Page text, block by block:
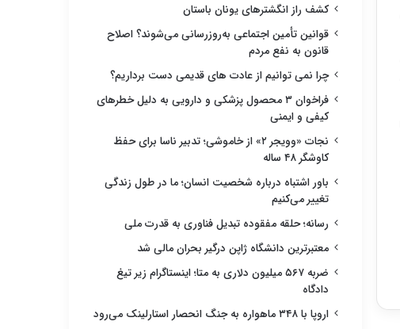
کشف راز انگشترهای یونان باستان
قوانین تأمین اجتماعی به‌روزرسانی می‌شوند؟ اصلاح
قانون به نفع مردم
چرا نمی توانیم از عادت های قدیمی دست برداریم؟
فراخوان ۳ محصول پزشکی و دارویی به دلیل خطرهای
کیفی و ایمنی
نجات «وویجر ۲» از خاموشی؛ تدبیر ناسا برای حفظ
کاوشگر ۴۸ ساله
باور اشتباه درباره شخصیت انسان؛ ما در طول زندگی
تغییر می‌کنیم
رسانه؛ حلقه مفقوده تبدیل فناوری به قدرت ملی
معتبرترین دانشگاه ژاپن درگیر بحران مالی شد
ضربه ۵۶۷ میلیون دلاری به متا؛ اینستاگرام زیر تیغ
دادگاه
اروپا با ۳۴۸ ماهواره به جنگ انحصار استارلینک می‌رود